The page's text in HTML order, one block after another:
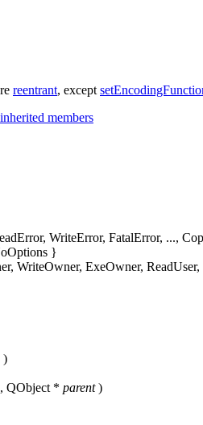
reentrant, except
members
WriteError, FatalError, ...,
}
WriteOwner, ExeOwner,
)
, QObject * parent)